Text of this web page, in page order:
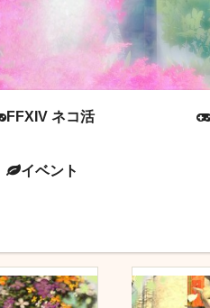
FFXIV ネコ活
イベント